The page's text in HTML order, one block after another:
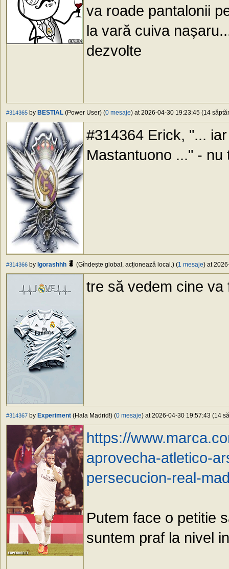
va roade pantalonii
la vară cuiva
dezvolte
#314365 by BESTIAL (Power User) (0 mesaje) at 2026-04-30 19:23:45 (14
#314364 Erick, "...
Mastantuono ..." -
#314366 by Igorashhh (Gîndește global, acționează local.) (1 mesaje) at
tre să vedem cine
#314367 by Experiment (Hala Madrid!) (0 mesaje) at 2026-04-30 19:57:43 (14
https://
aprovecha-atletico-
persecucion-real-
Putem face o petitie
suntem praf la nivel